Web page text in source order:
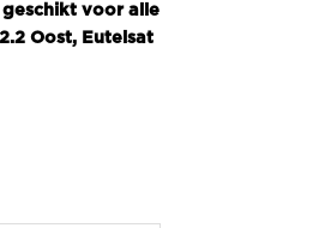
voor alle
Oost, Eutelsat